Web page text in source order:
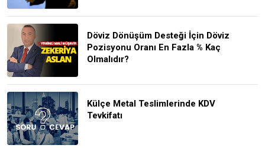
Döviz Dönüşüm Desteği İçin Döviz
Pozisyonu Oranı En Fazla % Kaç
Olmalıdır?
Külçe Metal Teslimlerinde KDV
Tevkifatı